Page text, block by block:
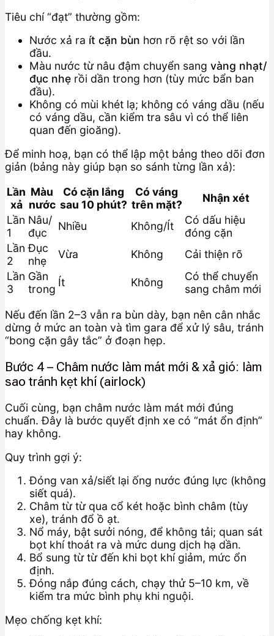
Tiêu chí “đạt” thường gồm:
Nước xả ra ít cặn bùn hơn rõ rệt so với lần
đầu.
Màu nước từ nâu đậm chuyển sang vàng nhạt/
đục nhẹ rồi dần trong hơn (tùy mức bẩn ban
đầu).
Không có mùi khét lạ; không có váng dầu (nếu
có váng dầu, cần kiểm tra sâu vì có thể liên
quan đến gioăng).
Để minh hoạ, bạn có thể lập một bảng theo dõi đơn
giản (bảng này giúp bạn so sánh từng lần xả):
Lần
xả
Màu
nước
Có cặn lắng
sau 10 phút?
Có váng
trên mặt?
Nhận xét
Lần
1
Nâu/
đục
Nhiều Không/Ít
Có dấu hiệu
đóng cặn
Lần
2
Đục
nhẹ
Vừa Không
Cải thiện rõ
Lần
3
Gần
trong
Ít Không
Có thể chuyển
sang châm mới
Nếu đến lần 2–3 vẫn ra bùn dày, bạn nên cân nhắc
dừng ở mức an toàn và tìm gara để xử lý sâu, tránh
“bong cặn gây tắc” ở đoạn hẹp.
Bước 4 – Châm nước làm mát mới & xả gió: làm
sao tránh kẹt khí (airlock)
Cuối cùng, bạn châm nước làm mát mới đúng
chuẩn. Đây là bước quyết định xe có “mát ổn định”
hay không.
Quy trình gợi ý:
Đóng van xả/siết lại ống nước đúng lực (không
siết quá).
Châm từ từ qua cổ két hoặc bình châm (tùy
xe), tránh đổ ồ ạt.
Nổ máy, bật sưởi nóng, để không tải; quan sát
bọt khí thoát ra và mức dung dịch hạ dần.
Bổ sung từ từ đến khi bọt khí giảm, mức ổn
định.
Đóng nắp đúng cách, chạy thử 5–10 km, về
kiểm tra mức bình phụ khi nguội.
Mẹo chống kẹt khí: